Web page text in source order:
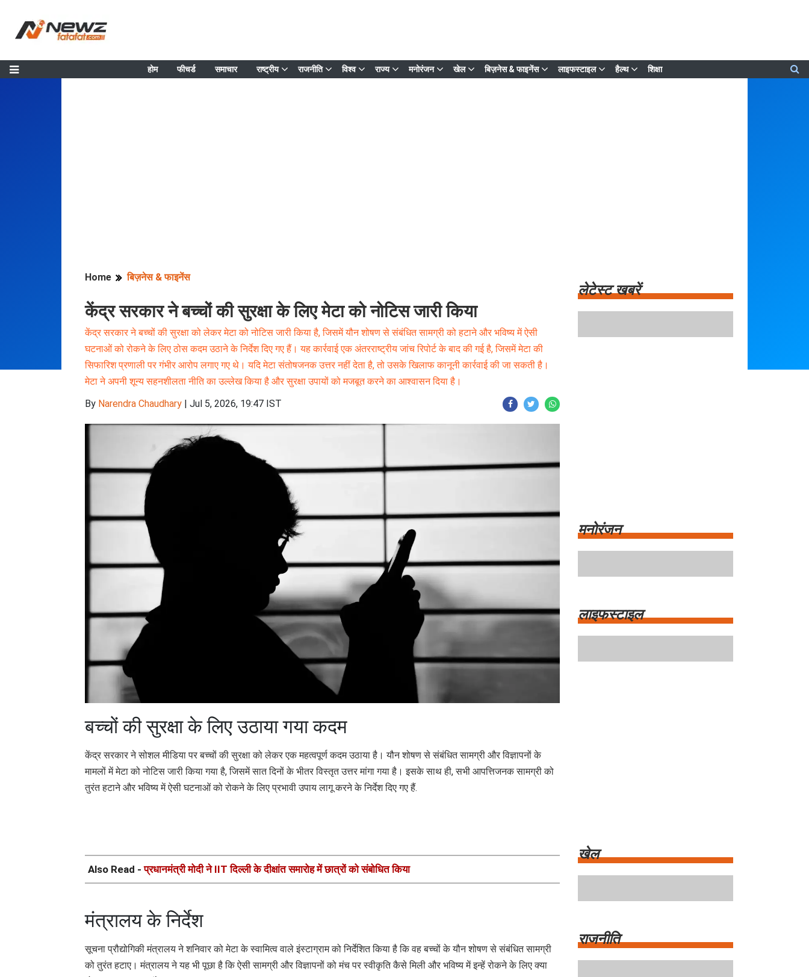
होम फीचर्ड समाचार राष्ट्रीय राजनीति विश्व राज्य मनोरंजन खेल बिज़नेस & फाइनेंस लाइफस्टाइल हैल्थ शिक्षा
बिज़नेस & फाइनेंस
केंद्र सरकार ने बच्चों की सुरक्षा के लिए मेटा को नोटिस जारी किया
केंद्र सरकार ने बच्चों की सुरक्षा को लेकर मेटा को नोटिस जारी किया है, जिसमें यौन शोषण से संबंधित सामग्री को हटाने और भविष्य में ऐसी
घटनाओं को रोकने के लिए ठोस कदम उठाने के निर्देश दिए गए हैं। यह कार्रवाई एक अंतरराष्ट्रीय जांच रिपोर्ट के बाद की गई है, जिसमें मेटा की
सिफारिश प्रणाली पर गंभीर आरोप लगाए गए थे। यदि मेटा संतोषजनक उत्तर नहीं देता है, तो उसके खिलाफ कानूनी कार्रवाई की जा सकती है।
मेटा ने अपनी शून्य सहनशीलता नीति का उल्लेख किया है और सुरक्षा उपायों को मजबूत करने का आश्वासन दिया है।
By
Narendra Chaudhary | Jul 5, 2026, 19:47 IST
बच्चों की सुरक्षा के लिए उठाया गया कदम
केंद्र सरकार ने सोशल मीडिया पर बच्चों की सुरक्षा को लेकर एक महत्वपूर्ण कदम उठाया है। यौन शोषण से संबंधित सामग्री और विज्ञापनों के
मामलों में मेटा को नोटिस जारी किया गया है, जिसमें सात दिनों के भीतर विस्तृत उत्तर मांगा गया है। इसके साथ ही, सभी आपत्तिजनक सामग्री को
तुरंत हटाने और भविष्य में ऐसी घटनाओं को रोकने के लिए प्रभावी उपाय लागू करने के निर्देश दिए गए हैं.
Also Read - प्रधानमंत्री मोदी ने IIT दिल्ली के दीक्षांत समारोह में छात्रों को संबोधित किया
मंत्रालय के निर्देश
सूचना प्रौद्योगिकी मंत्रालय ने शनिवार को मेटा के स्वामित्व वाले इंस्टाग्राम को निर्देशित किया है कि वह बच्चों के यौन शोषण से संबंधित सामग्री
को तुरंत हटाए। मंत्रालय ने यह भी पूछा है कि ऐसी सामग्री और विज्ञापनों को मंच पर स्वीकृति कैसे मिली और भविष्य में इन्हें रोकने के लिए क्या
लेटेस्ट खबरें
के दीक्षांत समारोह में